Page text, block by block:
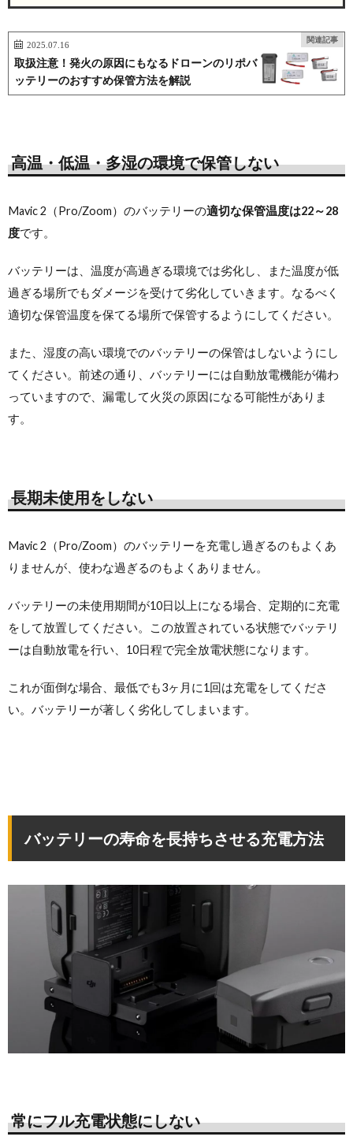
関連記事
2025.07.16
取扱注意！発火の原因にもなるドローンのリポバ
ッテリーのおすすめ保管方法を解説
高温・低温・多湿の環境で保管しない
Mavic 2（Pro/Zoom）のバッテリーの適切な保管温度は22～28
度です。
バッテリーは、温度が高過ぎる環境では劣化し、また温度が低
過ぎる場所でもダメージを受けて劣化していきます。なるべく
適切な保管温度を保てる場所で保管するようにしてください。
また、湿度の高い環境でのバッテリーの保管はしないようにし
てください。前述の通り、バッテリーには自動放電機能が備わ
っていますので、漏電して火災の原因になる可能性がありま
す。
長期未使用をしない
Mavic 2（Pro/Zoom）のバッテリーを充電し過ぎるのもよくあ
りませんが、使わな過ぎるのもよくありません。
バッテリーの未使用期間が10日以上になる場合、定期的に充電
をして放置してください。この放置されている状態でバッテリ
ーは自動放電を行い、10日程で完全放電状態になります。
これが面倒な場合、最低でも3ヶ月に1回は充電をしてくださ
い。バッテリーが著しく劣化してしまいます。
バッテリーの寿命を長持ちさせる充電方法
常にフル充電状態にしない